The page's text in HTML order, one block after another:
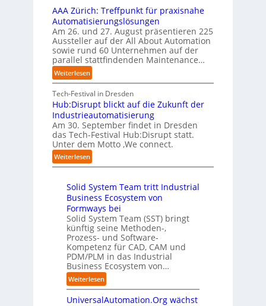
l
d
u
n
g
s
t
e
l
l
e
n
b
i
b
e
n
u
n
b
e
s
t
z
r
u
n
g
a
n
“
t
e
t
B
i
e
t
e
r
v
e
r
f
a
h
r
e
f
ü
r
d
e
n
G
i
g
a
f
a
t
S
t
e
f
a
n
S
h
w
a
b
z
u
m
C
-
C
E
O
t
e
r
n
e
h
m
e
n
w
o
l
l
e
n
R
h
e
n
z
e
n
t
r
e
n
i
n
AAA Zürich: Treffpunkt für praxisnahe
Automatisierungslösungen
Am 26. und 27. August präsentieren 225
Aussteller auf der All About Automation
sowie rund 60 Unternehmen auf der
parallel stattfindenden Maintenance…
Weiterlesen:
A
A
A
Z
ü
r
i
c
h
T
e
f
f
p
u
n
k
t
f
Tech-Festival in Dresden
Hub:Disrupt blickt auf die Zukunft der
Industrieautomatisierung
Am 30. September findet in Dresden
das Tech-Festival Hub:Disrupt statt.
Unter dem Motto ‚We connect.
Weiterlesen:
H
b
:
D
i
s
r
u
p
t
b
l
i
Solid System Team tritt Industrial
Business Ecosystem von
Formways bei
Solid System Team (SST) bringt
künftig seine Methoden-,
Prozess- und Software-
Kompetenz für CAD, CAM und
PDM/PLM in das Industrial
Business Ecosystem von…
Weiterlesen:
S
o
UniversalAutomation.Org wächst